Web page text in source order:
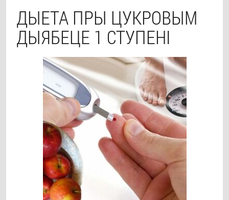
ДЫЕТА ПРЫ ЦУКРОВЫМ
ДЫЯБЕЦЕ 1 СТУПЕНІ